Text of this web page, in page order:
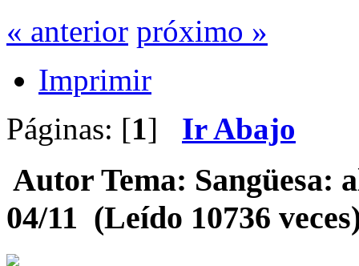
« anterior próximo »
Imprimir
Páginas: [1] Ir Abajo
Autor Tema: Sangüesa:
04/11 (Leído 10736